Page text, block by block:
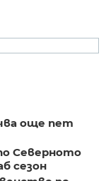
още пет
Северното
сезон